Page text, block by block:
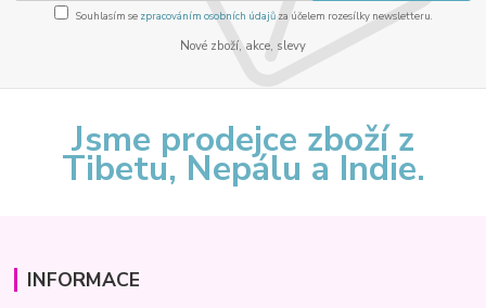
Souhlasím se zpracováním osobních údajůza účelem rozesílky newsletteru.
Nové zboží, akce, slevy
Jsme prodejce zboží z
Tibetu, Nepálu a Indie.
INFORMACE